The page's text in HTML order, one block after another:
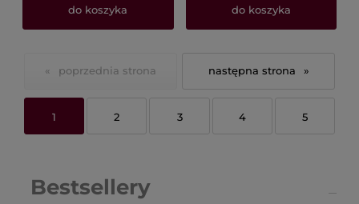
do koszyka do koszyka
«
1 2 3 4 5
»
Bestsellery